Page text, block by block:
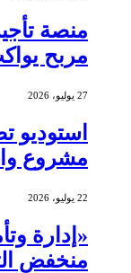
منصة
مربح
27 يوليو، 2026
استوديو
مشروع
22 يوليو، 2026
«إدارة
منخفض